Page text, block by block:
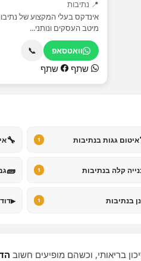
📍 נתיבות
אינדקס בעלי המקצוע של
מיטב העסקים ונותני...
וואטסאפ 📞
שתף שתף
איטום גגות בנתיבות 1
🔧
קלה בנתיבות 1
🧱
בנתיבות 1
▸
בריאותי, וכשהם מופיעים חשוב